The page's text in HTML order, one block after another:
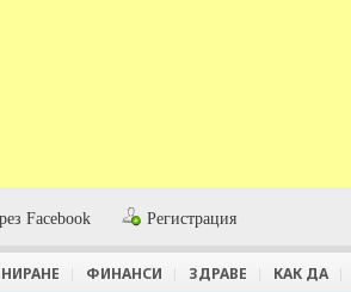
Facebook Регистрация
ФИНАНСИ ЗДРАВЕ КАК ДА